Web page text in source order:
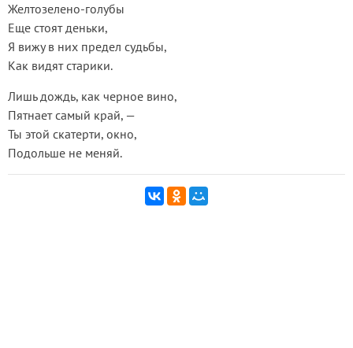
Желтозелено-голубы
Еще стоят деньки,
Я вижу в них предел судьбы,
Как видят старики.
Лишь дождь, как черное вино,
Пятнает самый край, —
Ты этой скатерти, окно,
Подольше не меняй.